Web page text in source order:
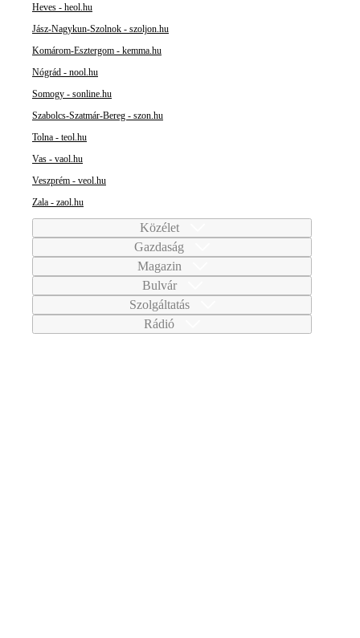
Heves - heol.hu
Jász-Nagykun-Szolnok - szoljon.hu
Komárom-Esztergom - kemma.hu
Nógrád - nool.hu
Somogy - sonline.hu
Szabolcs-Szatmár-Bereg - szon.hu
Tolna - teol.hu
Vas - vaol.hu
Veszprém - veol.hu
Zala - zaol.hu
Közélet
Gazdaság
Magazin
Bulvár
Szolgáltatás
Rádió